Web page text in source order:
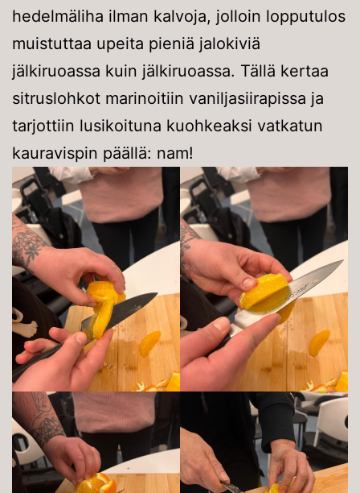
hedelmäliha ilman kalvoja, jolloin lopputulos
muistuttaa upeita pieniä jalokiviä
jälkiruoassa kuin jälkiruoassa. Tällä kertaa
sitruslohkot marinoitiin vaniljasiirapissa ja
tarjottiin lusikoituna kuohkeaksi vatkatun
kauravispin päällä: nam!